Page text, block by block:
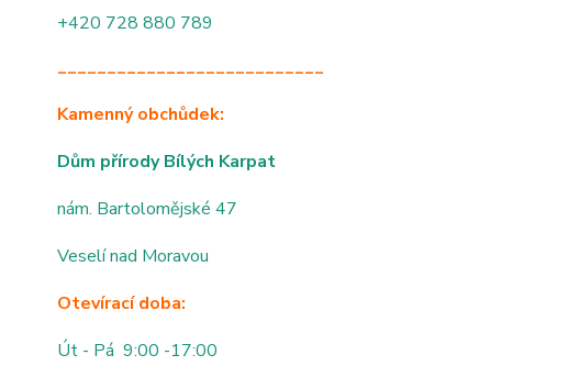
+420 728 880 789
___________________________
Kamenný obchůdek:
Dům přírody Bílých Karpat
nám. Bartolomějské 47
Veselí nad Moravou
Otevírací doba:
Út - Pá 9:00 -17:00